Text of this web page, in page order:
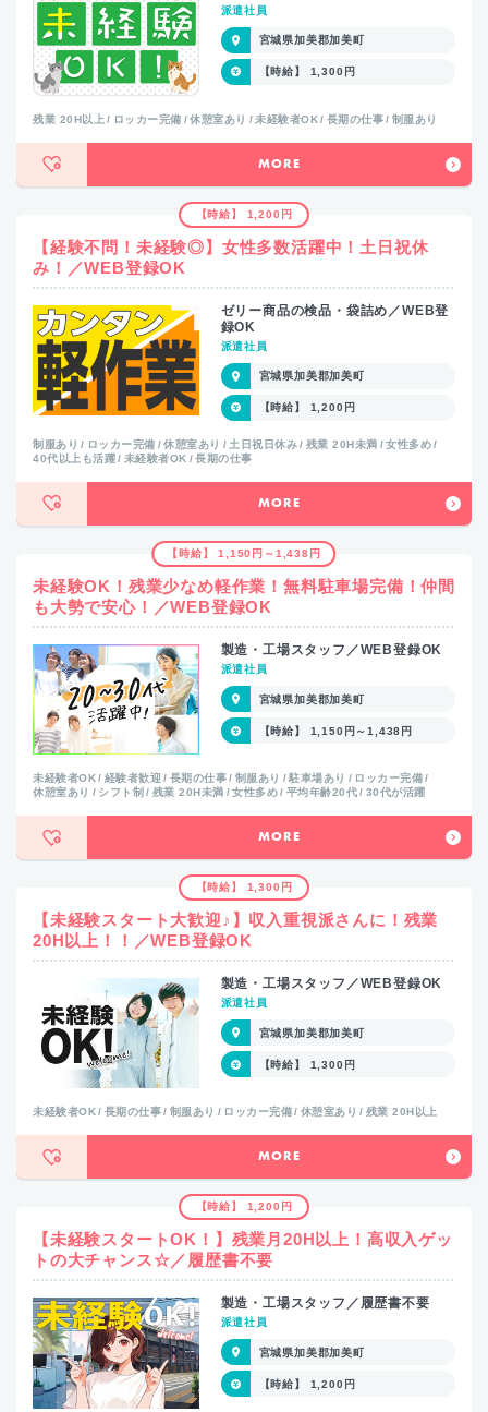
派遣社員
宮城県加美郡加美町
【時給】 1,300円
残業 20H以上 ロッカー完備 休憩室あり 未経験者OK 長期の仕事 制服あり
MORE
【時給】 1,200円
【経験不問！未経験◎】女性多数活躍中！土日祝休
み！／WEB登録OK
ゼリー商品の検品・袋詰め／WEB登
録OK
派遣社員
宮城県加美郡加美町
【時給】 1,200円
制服あり ロッカー完備 休憩室あり 土日祝日休み 残業 20H未満
女性多め
40代以上も活躍
未経験者OK 長期の仕事
MORE
【時給】 1,150円～1,438円
未経験OK！残業少なめ軽作業！無料駐車場完備！仲間
も大勢で安心！／WEB登録OK
製造・工場スタッフ／WEB登録OK
派遣社員
宮城県加美郡加美町
【時給】 1,150円～1,438円
未経験者OK 経験者歓迎 長期の仕事 制服あり 駐車場あり
ロッカー完備
休憩室あり
シフト制 残業 20H未満 女性多め 平均年齢20代 30代が活躍
MORE
【時給】 1,300円
【未経験スタート大歓迎♪】収入重視派さんに！残業
20H以上！！／WEB登録OK
製造・工場スタッフ／WEB登録OK
派遣社員
宮城県加美郡加美町
【時給】 1,300円
未経験者OK 長期の仕事 制服あり ロッカー完備 休憩室あり 残業 20H以上
MORE
【時給】 1,200円
【未経験スタートOK！】残業月20H以上！高収入ゲッ
トの大チャンス☆／履歴書不要
製造・工場スタッフ／履歴書不要
派遣社員
宮城県加美郡加美町
【時給】 1,200円